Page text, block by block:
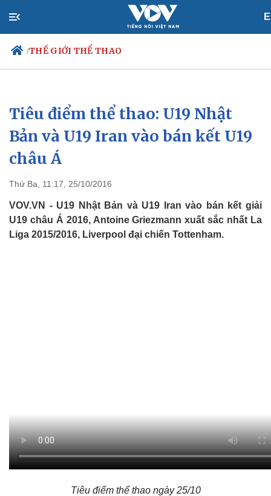
/THẾ GIỚI THỂ THAO
Chính trị
Đảng
Tổ chức nhân sự
Quốc hội
Xã hội
Tin 24h
Dự báo thời tiết
Tiêu điểm thể thao: U19 Nhật
Bản và U19 Iran vào bán kết U19
châu Á
Thứ Ba, 11:17, 25/10/2016
VOV.VN - U19 Nhật Bản và U19 Iran vào bán kết giải
U19 châu Á 2016, Antoine Griezmann xuất sắc nhất La
Liga 2015/2016, Liverpool đại chiến Tottenham.
Tiêu điểm thể thao ngày 25/10